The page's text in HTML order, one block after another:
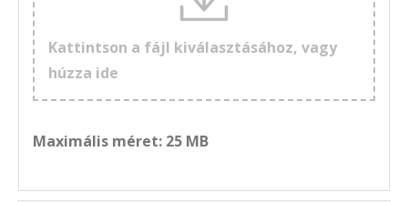
Kattintson a fájl kiválasztásához, vagy
húzza ide
Maximális méret: 25 MB